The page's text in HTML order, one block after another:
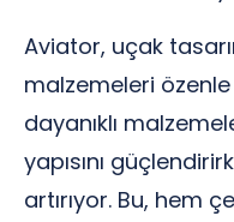
Aviator, uçak
malzemeleri
dayanıklı
yapısını
artırıyor. Bu, hem